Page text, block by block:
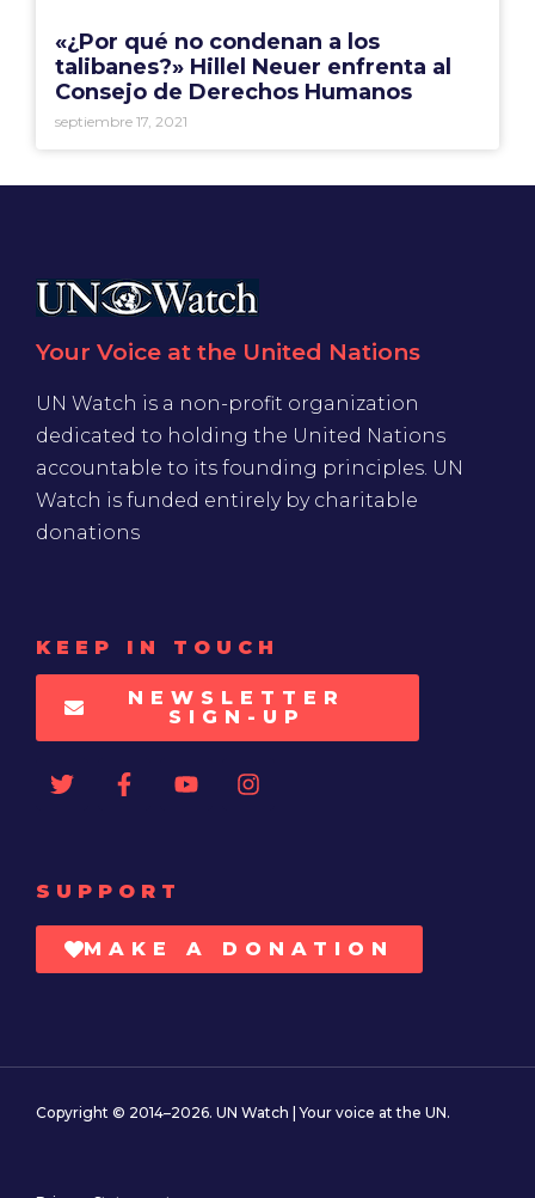
«¿Por qué no condenan a los
talibanes?» Hillel Neuer enfrenta al
Consejo de Derechos Humanos
septiembre 17, 2021
Your Voice at the United Nations
UN Watch is a non-profit organization
dedicated to holding the United Nations
accountable to its founding principles. UN
Watch is funded entirely by charitable
donations
KEEP IN TOUCH
NEWSLETTER
SIGN-UP
SUPPORT
MAKE A DONATION
Copyright © 2014–2026. UN Watch | Your voice at the UN.